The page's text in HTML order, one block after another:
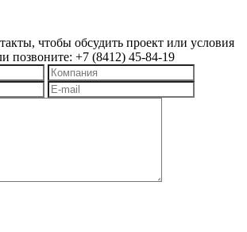
чтобы обсудить проект или условия
позвоните: +7 (8412) 45-84-19